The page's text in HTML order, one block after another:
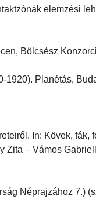
elemzési
Bölcsész
1920). Planétás,
In: Kövek, fák,
Zita – Vámos
Néprajzához 7.)